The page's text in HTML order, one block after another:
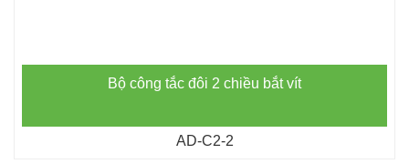
Bộ công tắc đôi 2 chiều bắt vít
AD-C2-2